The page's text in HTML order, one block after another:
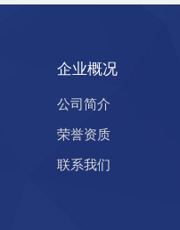
企业概况
公司简介
荣誉资质
联系我们